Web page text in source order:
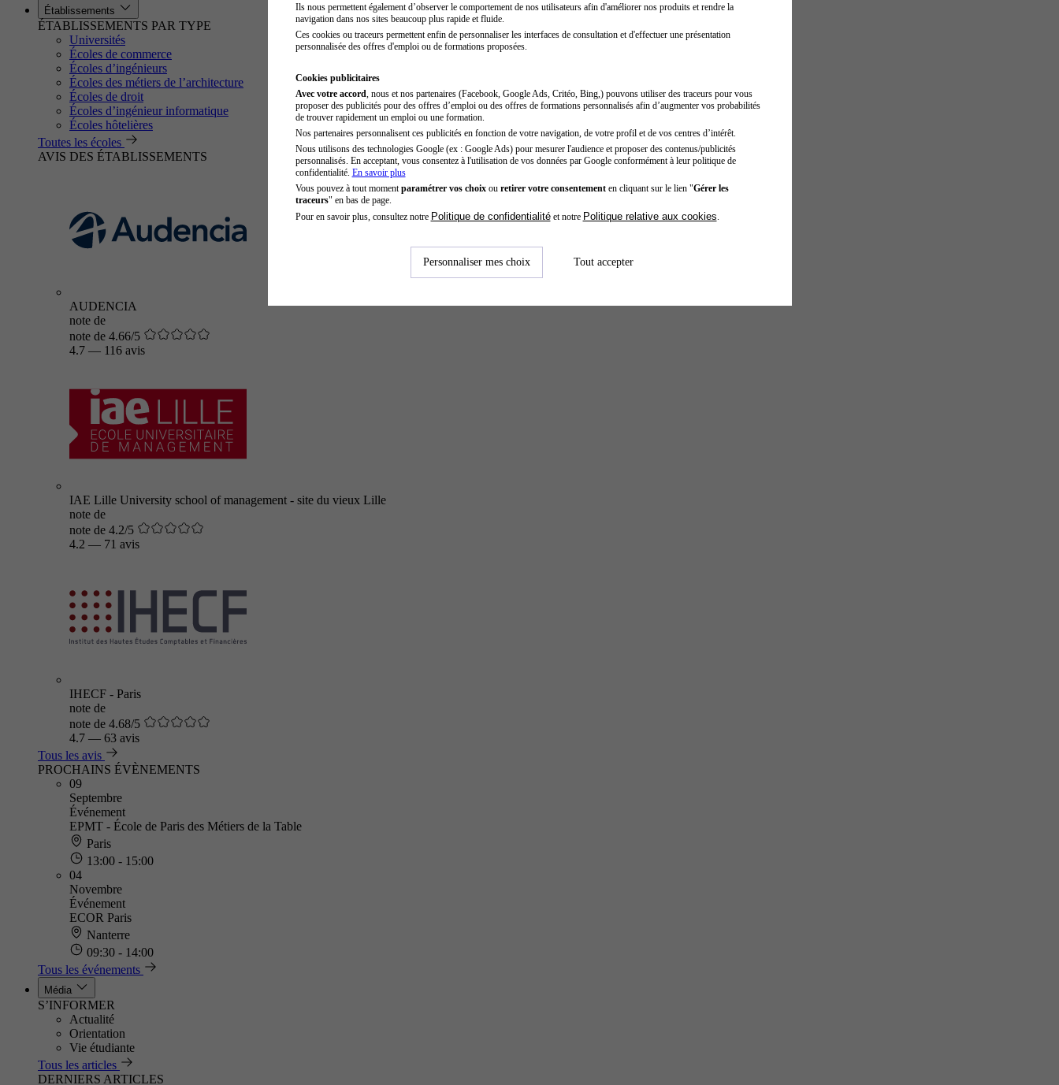
Établissements
ÉTABLISSEMENTS PAR TYPE
Universités
Écoles de commerce
Écoles d’ingénieurs
Écoles des métiers de l’architecture
Écoles de droit
Écoles d’ingénieur informatique
Écoles hôtelières
Toutes les écoles
AVIS DES ÉTABLISSEMENTS
AUDENCIA
note de
note de 4.66/5
4.7 — 116 avis
IAE Lille University school of management - site du vieux Lille
note de
note de 4.2/5
4.2 — 71 avis
IHECF - Paris
note de
note de 4.68/5
4.7 — 63 avis
Tous les avis
PROCHAINS ÉVÈNEMENTS
09
Septembre
Événement
EPMT - École de Paris des Métiers de la Table
Paris
13:00 - 15:00
04
Novembre
Événement
ECOR Paris
Nanterre
09:30 - 14:00
Tous les événements
Média
S’INFORMER
Actualité
Orientation
Vie étudiante
Tous les articles
DERNIERS ARTICLES
Ils nous permettent également d’observer le comportement de nos utilisateurs afin d'améliorer nos produits et rendre la
navigation dans nos sites beaucoup plus rapide et fluide.
Ces cookies ou traceurs permettent enfin de personnaliser les interfaces de consultation et d'effectuer une présentation
personnalisée des offres d'emploi ou de formations proposées.
Cookies publicitaires
Avec votre accord , nous et nos partenaires (Facebook, Google Ads, Critéo, Bing,) pouvons utiliser des traceurs pour vous
proposer des publicités pour des offres d’emploi ou des offres de formations personnalisés afin d’augmenter vos probabilités
de trouver rapidement un emploi ou une formation.
Nos partenaires personnalisent ces publicités en fonction de votre navigation, de votre profil et de vos centres d’intérêt.
Nous utilisons des technologies Google (ex : Google Ads) pour mesurer l'audience et proposer des contenus/publicités
personnalisés. En acceptant, vous consentez à l'utilisation de vos données par Google conformément à leur politique de
confidentialité. En savoir plus
Vous pouvez à tout moment paramétrer vos choixou retirer votre consentementen cliquant sur le lien "Gérer les
traceurs" en bas de page.
Pour en savoir plus, consultez notre Politique de confidentialitéet notre Politique relative aux cookies
Personnaliser mes choix Tout accepter